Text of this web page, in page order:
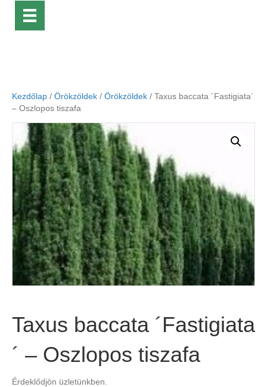
Kezdőlap / Örökzöldek / Örökzöldek / Taxus baccata ´Fastigiata´
– Oszlopos tiszafa
Taxus baccata ´Fastigiata
´ – Oszlopos tiszafa
Érdeklődjön üzletünkben.